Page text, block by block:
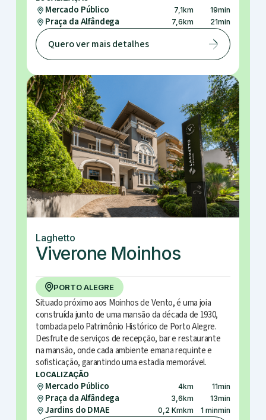
Mercado Público 7,1km 19min
Praça da Alfândega 7,6km 21min
Quero ver mais detalhes
Laghetto
Viverone Moinhos
PORTO ALEGRE
Situado próximo aos Moinhos de Vento, é uma joia
construída junto de uma mansão da década de 1930,
tombada pelo Patrimônio Histórico de Porto Alegre.
Desfrute de serviços de recepção, bar e restaurante
na mansão, onde cada ambiente emana requinte e
sofisticação, garantindo uma estadia memorável.
LOCALIZAÇÃO
Mercado Público 4km 11min
Praça da Alfândega 3,6km 13min
Jardins do DMAE 0,2 Kmkm 1 minmin